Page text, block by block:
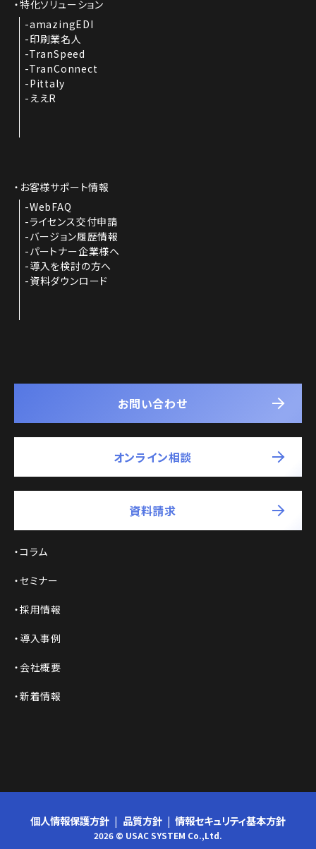
特化ソリューション
amazingEDI
印刷業名人
TranSpeed
TranConnect
Pittaly
ええR
お客様サポート情報
WebFAQ
ライセンス交付申請
バージョン履歴情報
パートナー企業様へ
導入を検討の方へ
資料ダウンロード
お問い合わせ
オンライン相談
資料請求
コラム
セミナー
採用情報
導入事例
会社概要
新着情報
個人情報保護方針 品質方針 情報セキュリティ基本方針
2026 © USAC SYSTEM Co.,Ltd.